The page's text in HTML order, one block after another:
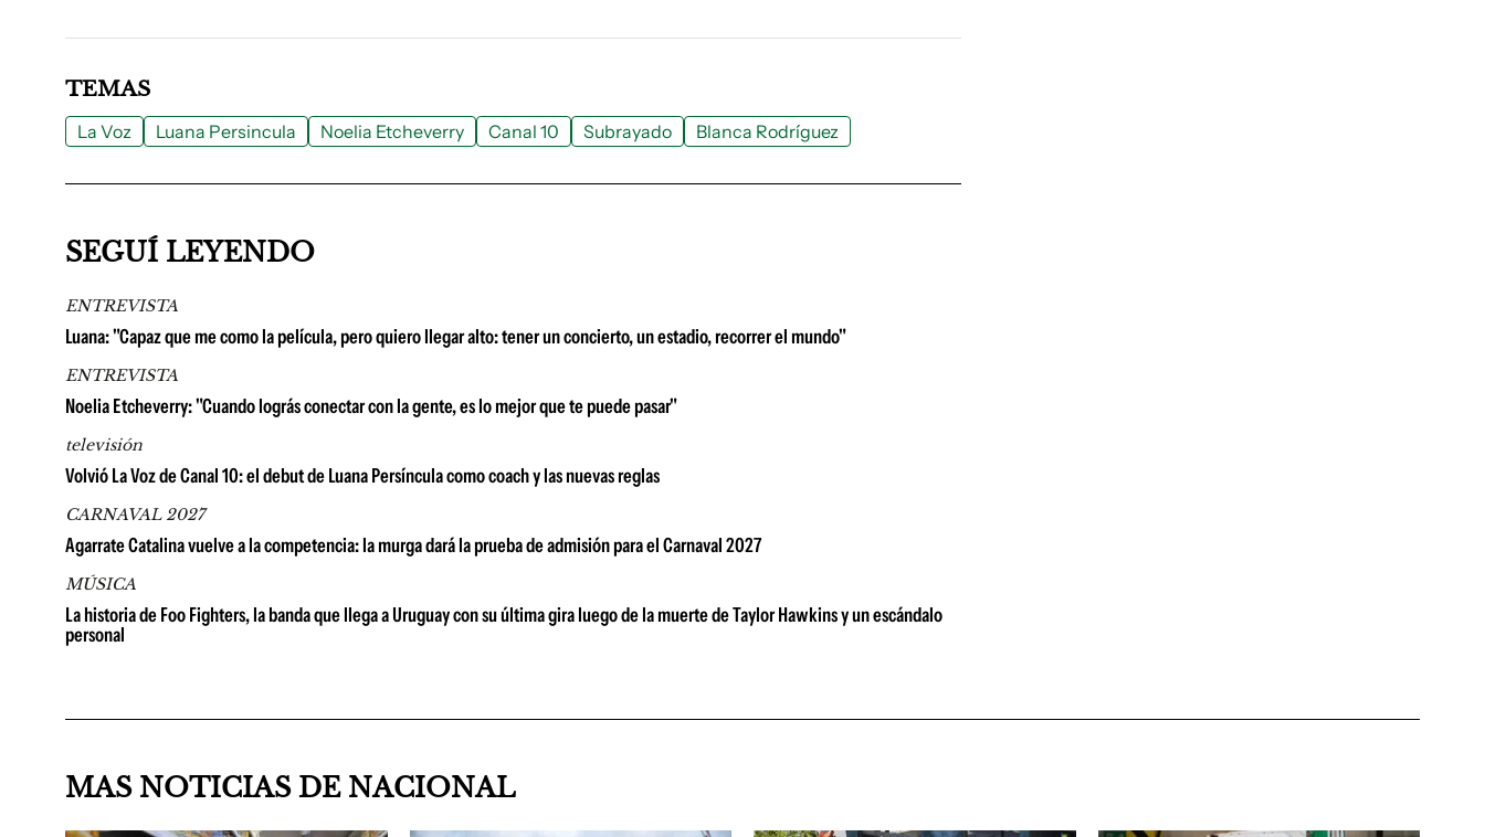
TEMAS
La Voz Luana Persincula Noelia Etcheverry Canal 10 Subrayado Blanca Rodríguez
SEGUÍ LEYENDO
ENTREVISTA
Luana: "Capaz que me como la película, pero quiero llegar alto: tener un concierto, un estadio, recorrer el mundo"
ENTREVISTA
Noelia Etcheverry: "Cuando lográs conectar con la gente, es lo mejor que te puede pasar"
televisión
Volvió La Voz de Canal 10: el debut de Luana Persíncula como coach y las nuevas reglas
CARNAVAL 2027
Agarrate Catalina vuelve a la competencia: la murga dará la prueba de admisión para el Carnaval 2027
MÚSICA
La historia de Foo Fighters, la banda que llega a Uruguay con su última gira luego de la muerte de Taylor Hawkins y un escándalo
personal
MAS NOTICIAS DE NACIONAL